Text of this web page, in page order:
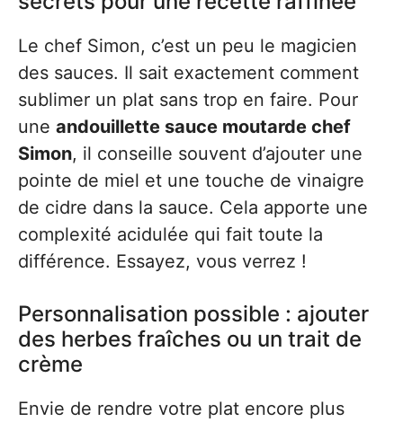
Le chef Simon, c’est un peu le magicien
des sauces. Il sait exactement comment
sublimer un plat sans trop en faire. Pour
une andouillette sauce moutarde chef
Simon, il conseille souvent d’ajouter une
pointe de miel et une touche de vinaigre
de cidre dans la sauce. Cela apporte une
complexité acidulée qui fait toute la
différence. Essayez, vous verrez !
Personnalisation possible : ajouter
des herbes fraîches ou un trait de
crème
Envie de rendre votre plat encore plus